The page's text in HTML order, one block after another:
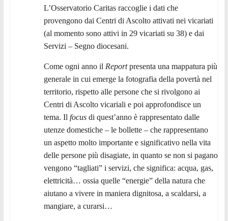
L’Osservatorio Caritas raccoglie i dati che
provengono dai Centri di Ascolto attivati nei vicariati
(al momento sono attivi in 29 vicariati su 38) e dai
Servizi – Segno diocesani.
Come ogni anno il Reportpresenta una mappatura più
generale in cui emerge la fotografia della povertà nel
territorio, rispetto alle persone che si rivolgono ai
Centri di Ascolto vicariali e poi approfondisce un
tema. Il focusdi quest’anno è rappresentato dalle
utenze domestiche – le bollette – che rappresentano
un aspetto molto importante e significativo nella vita
delle persone più disagiate, in quanto se non si pagano
vengono “tagliati” i servizi, che significa: acqua, gas,
elettricità… ossia quelle “energie” della natura che
aiutano a vivere in maniera dignitosa, a scaldarsi, a
mangiare, a curarsi…